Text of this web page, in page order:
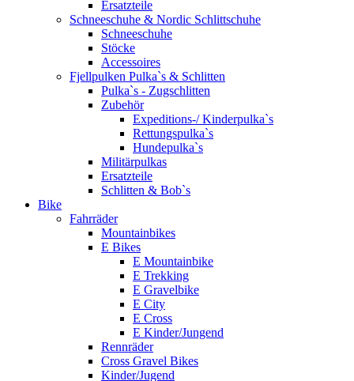
Ersatzteile
Schneeschuhe & Nordic Schlittschuhe
Schneeschuhe
Stöcke
Accessoires
Fjellpulken Pulka`s & Schlitten
Pulka`s - Zugschlitten
Zubehör
Expeditions-/ Kinderpulka`s
Rettungspulka`s
Hundepulka`s
Militärpulkas
Ersatzteile
Schlitten & Bob`s
Bike
Fahrräder
Mountainbikes
E Bikes
E Mountainbike
E Trekking
E Gravelbike
E City
E Cross
E Kinder/Jungend
Rennräder
Cross Gravel Bikes
Kinder/Jugend